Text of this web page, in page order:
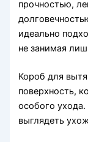
прочностью,
идеально
не занимая
Короб для
поверхность,
особого ухода.
выглядеть